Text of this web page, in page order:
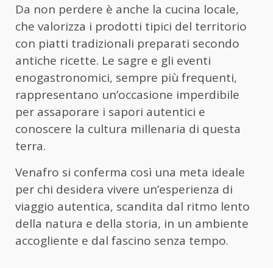
Da non perdere è anche la cucina locale,
che valorizza i prodotti tipici del territorio
con piatti tradizionali preparati secondo
antiche ricette. Le sagre e gli eventi
enogastronomici, sempre più frequenti,
rappresentano un’occasione imperdibile
per assaporare i sapori autentici e
conoscere la cultura millenaria di questa
terra.
Venafro si conferma così una meta ideale
per chi desidera vivere un’esperienza di
viaggio autentica, scandita dal ritmo lento
della natura e della storia, in un ambiente
accogliente e dal fascino senza tempo.